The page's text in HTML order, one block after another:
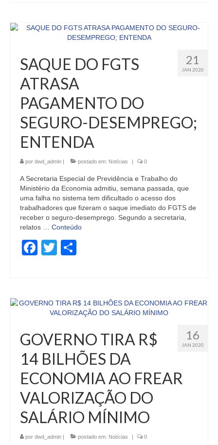
21
JAN 2020
SAQUE DO FGTS
ATRASA
PAGAMENTO DO
SEGURO-DESEMPREGO;
ENTENDA
por dwd_admin | postado em: Notícias | 0
A Secretaria Especial de Previdência e Trabalho do
Ministério da Economia admitiu, semana passada, que
uma falha no sistema tem dificultado o acesso dos
trabalhadores que fizeram o saque imediato do FGTS de
receber o seguro-desemprego. Segundo a secretaria,
relatos … Conteúdo
Facebook
Twitter
16
JAN 2020
GOVERNO TIRA R$
14 BILHÕES DA
ECONOMIA AO FREAR
VALORIZAÇÃO DO
SALÁRIO MÍNIMO
por dwd_admin | postado em: Notícias | 0